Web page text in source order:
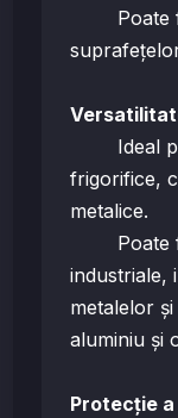
Poate fi
Ideal
frigorifice,
metalice.
Poate fi
industriale,
metalelor
aluminiu și
Protecție